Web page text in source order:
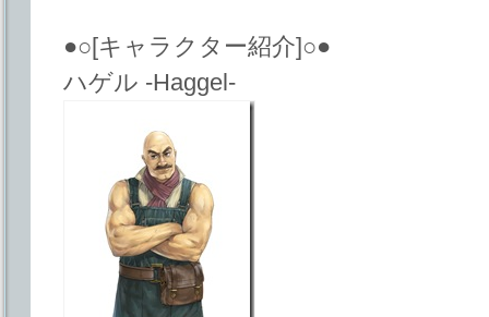
●○[キャラクター紹介]○●
ハゲル -Haggel-